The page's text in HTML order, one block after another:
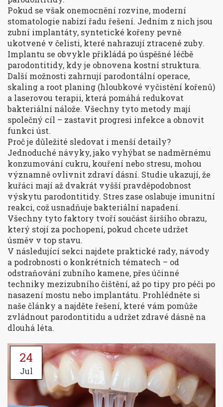
Pokud se však onemocnění rozvine, moderní
stomatologie nabízí řadu řešení. Jedním z nich jsou
zubní implantáty, syntetické kořeny pevně
ukotvené v čelisti, které nahrazují ztracené zuby.
Implantu se obvykle přikládá po úspěšné léčbě
parodontitidy, kdy je obnovena kostní struktura.
Další možnosti zahrnují parodontální operace,
skaling a root planing (hloubkové vyčistění kořenů)
a laserovou terapii, která pomáhá redukovat
bakteriální nálože. Všechny tyto metody mají
společný cíl – zastavit progresi infekce a obnovit
funkci úst.
Proč je důležité sledovat i menší detaily?
Jednoduché návyky, jako vyhýbat se nadměrnému
konzumování cukru, kouření nebo stresu, mohou
významně ovlivnit zdraví dásní. Studie ukazují, že
kuřáci mají až dvakrát vyšší pravděpodobnost
výskytu parodontitidy. Stres zase oslabuje imunitní
reakci, což usnadňuje bakteriální napadení.
Všechny tyto faktory tvoří součást širšího obrazu,
který stojí za pochopení, pokud chcete udržet
úsměv v top stavu.
V následující sekci najdete praktické rady, návody
a podrobnosti o konkrétních tématech – od
odstraňování zubního kamene, přes účinné
techniky mezizubního čištění, až po tipy pro péči po
nasazení mostu nebo implantátu. Prohlédněte si
naše články a najděte řešení, které vám pomůže
zvládnout parodontitidu a udržet zdravé dásně na
dlouhá léta.
24
Jul